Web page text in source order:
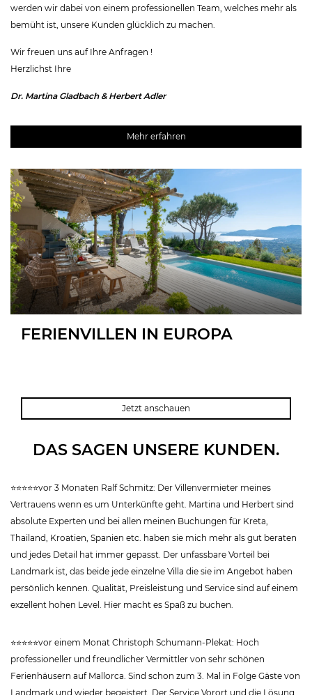
werden wir dabei von einem professionellen Team, welches mehr als
bemüht ist, unsere Kunden glücklich zu machen.
Wir freuen uns auf Ihre Anfragen !
Herzlichst Ihre
Dr. Martina Gladbach & Herbert Adler
Mehr erfahren
FERIENVILLEN IN EUROPA
Jetzt anschauen
DAS SAGEN UNSERE KUNDEN.
⭐⭐⭐⭐⭐vor 3 Monaten Ralf Schmitz: Der Villenvermieter meines
Vertrauens wenn es um Unterkünfte geht. Martina und Herbert sind
absolute Experten und bei allen meinen Buchungen für Kreta,
Thailand, Kroatien, Spanien etc. haben sie mich mehr als gut beraten
und jedes Detail hat immer gepasst. Der unfassbare Vorteil bei
Landmark ist, das beide jede einzelne Villa die sie im Angebot haben
persönlich kennen. Qualität, Preisleistung und Service sind auf einem
exzellent hohen Level. Hier macht es Spaß zu buchen.
⭐⭐⭐⭐⭐vor einem Monat Christoph Schumann-Plekat: Hoch
professioneller und freundlicher Vermittler von sehr schönen
Ferienhäusern auf Mallorca. Sind schon zum 3. Mal in Folge Gäste von
Landmark und wieder begeistert. Der Service Vorort und die Lösung